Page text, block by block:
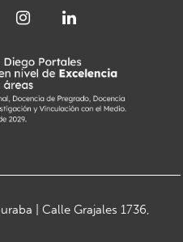
| Calle Grajales 1736,